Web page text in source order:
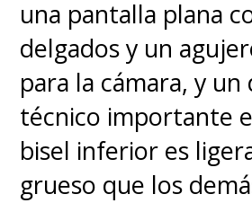
una pantalla plana
delgados y un
para la cámara, y
técnico importante
bisel inferior es
grueso que los